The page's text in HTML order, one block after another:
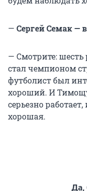
— Сергей Семак —
— Смотрите: шесть
стал чемпионом
футболист был
хороший. И
серьезно
хорошая.
Да,